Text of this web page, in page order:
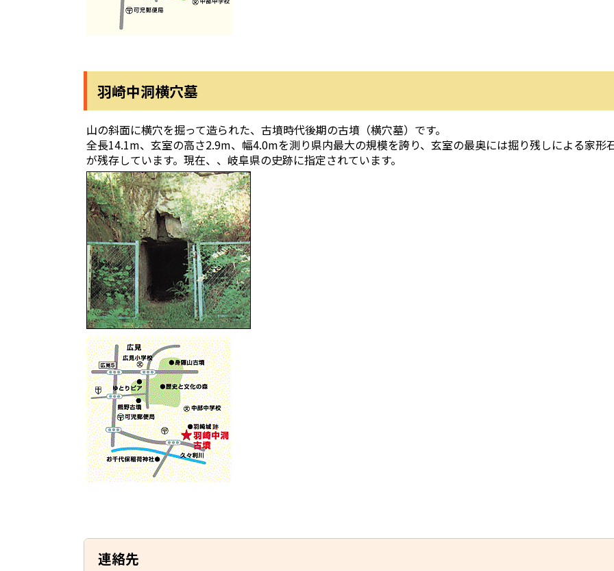
羽崎中洞横穴墓
山の斜面に横穴を掘って造られた、古墳時代後期の古墳（横穴墓）です。
全長14.1m、玄室の高さ2.9m、幅4.0mを測り県内最大の規模を誇り、玄室の最奥には掘り残しによる家形
が残存しています。現在、、岐阜県の史跡に指定されています。
連絡先